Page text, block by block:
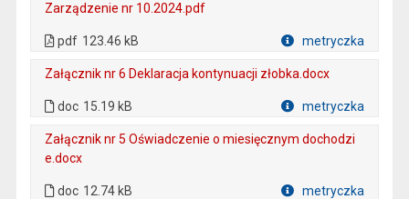
Zarządzenie nr 10.2024.pdf
pdf 123.46 kB metryczka
Załącznik nr 6 Deklaracja kontynuacji złobka.docx
doc 15.19 kB metryczka
Załącznik nr 5 Oświadczenie o miesięcznym dochodzi
e.docx
doc 12.74 kB metryczka